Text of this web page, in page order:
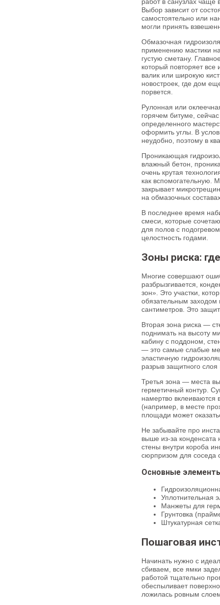
работ в санузлах
Выбор зависит от
самостоятельно или
могли принять
Обмазочная
применению мастики
густую сметану.
который повторяет все
валик или широкую
новостроек, где дом
порвется.
Рулонная или
горячем битуме,
определенного
оформить углы. В
неудобно, поэтому в
Проникающая
влажный бетон,
очень крутая
как вспомогательную.
закрывает
на обмазочных
В последнее время
смеси, которые
для полов с
целостность годами.
Зоны риска:
Многие совершают
разбрызгивается,
зон». Это участки,
обязательным
сантиметров. Это
Вторая зона риска —
поднимать на высоту
кабину с поддоном,
— это самые слабые
эластичную
разрыв защитного
Третья зона — места
герметичный контур.
намертво вклеиваются
(например, в месте
площади может
Не забывайте про
выше из-за
стены внутри короба
сюрпризом для соседа
Основные
Уплотнительная
Манжеты для
Грунтовка
Штукатурная
Пошаговая
Начинать нужно с
сбиваем, все ямки
работой тщательно
обеспыливает
ложилась ровным